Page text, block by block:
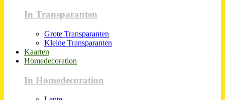
In Transparanten
Grote Transparanten
Kleine Transparanten
Kaarten
Homedecoration
In Homedecoration